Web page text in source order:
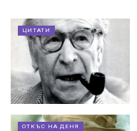
ЦИТАТИ
ОТКЪС НА ДЕНЯ